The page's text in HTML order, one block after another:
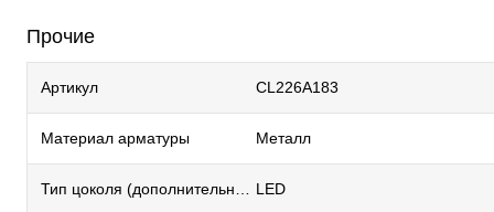
Прочие
Артикул CL226A183
Материал арматуры Металл
LED